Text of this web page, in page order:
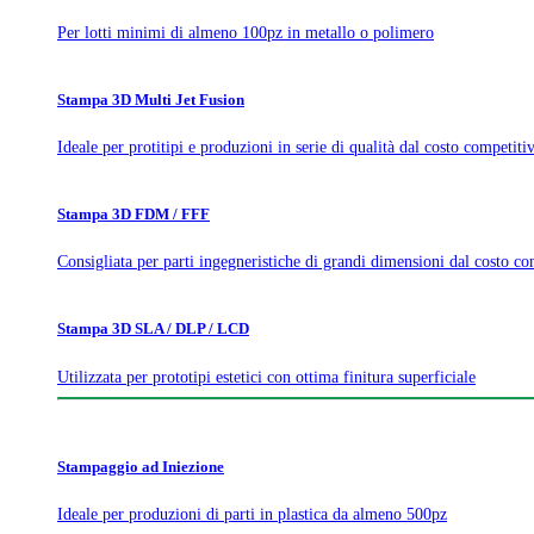
Per lotti minimi di almeno 100pz in metallo o polimero
Stampa 3D Multi Jet Fusion
Ideale per protitipi e produzioni in serie di qualità dal costo
Stampa 3D FDM / FFF
Consigliata per parti ingegneristiche di grandi dimensioni dal costo
Stampa 3D SLA / DLP / LCD
Utilizzata per prototipi estetici con ottima finitura superficiale
Stampaggio ad Iniezione
Ideale per produzioni di parti in plastica da almeno 500pz